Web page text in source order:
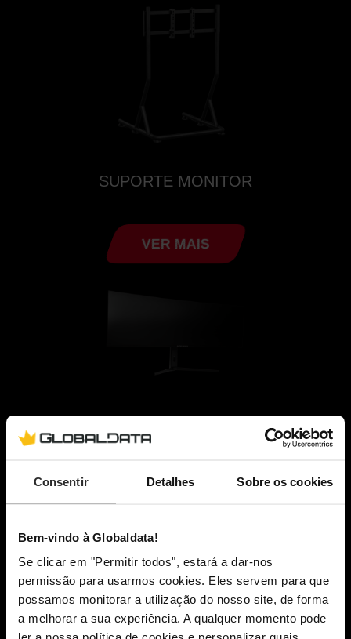
Consentir Detalhes Sobre os cookies
Bem-vindo à Globaldata!
Se clicar em "Permitir todos", estará a dar-nos
permissão para usarmos cookies. Eles servem para que
possamos monitorar a utilização do nosso site, de forma
a melhorar a sua experiência. A qualquer momento pode
SUPORTE MONITOR
VER MAIS
MONITOR SIMRACING